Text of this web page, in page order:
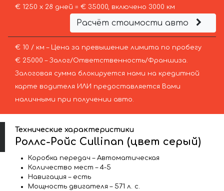
€ 1250 х 28 дней = € 35000, включено 3000 км
Расчёт стоимости авто
€ 10 / км – Цена за превышение лимита по пробегу
€ 25000 – Залог/Ответственность/Франшиза.
Залоговая сумма блокируется нами на кредитной
карте водителя ИЛИ предоставляется Вами
наличными при получении авто.
Технические характеристики
Роллс-Ройс Cullinan (цвет серый)
Коробка передач – Автоматическая
Количество мест – 4-5
Навигация – есть
Мощность двигателя – 571 л. с.